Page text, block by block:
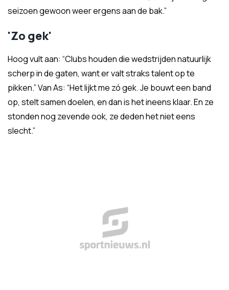
seizoen gewoon weer ergens aan de bak.”
'Zo gek'
Hoog vult aan: “Clubs houden die wedstrijden natuurlijk
scherp in de gaten, want er valt straks talent op te
pikken.” Van As: “Het lijkt me zó gek. Je bouwt een band
op, stelt samen doelen, en dan is het ineens klaar. En ze
stonden nog zevende ook, ze deden het niet eens
slecht.”